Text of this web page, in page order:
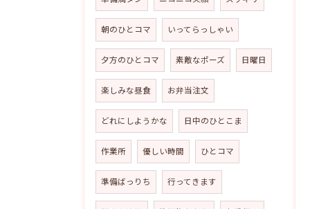
朝のひとコマ いってらっしゃい
夕方のひとコマ 素敵なポーズ 日曜日
楽しみな昼食 お弁当注文
どれにしようかな 日中のひとこま
作業所 優しい時間 ひとコマ
準備ばっりち 行ってきます